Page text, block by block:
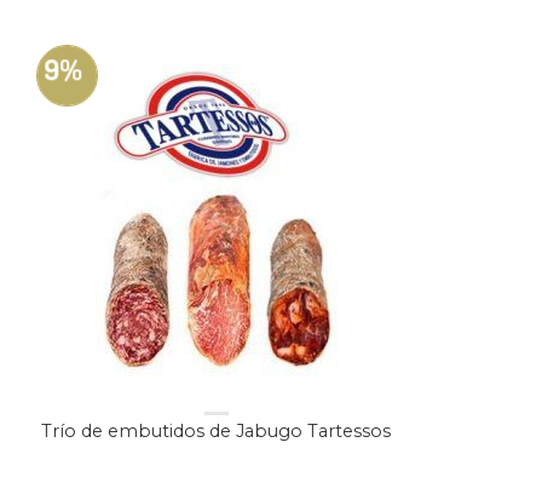
9%
Trío de embutidos de Jabugo Tartessos